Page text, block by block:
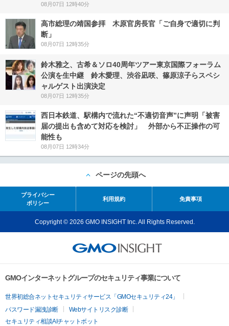
08月07日 12時40分
高市総理の靖国参拝 木原官房長官「ご自身で適切に判
断」
08月07日 12時35分
鈴木雅之、古希＆ソロ40周年ツアー東京国際フォーラム
公演を生中継 鈴木愛理、渋谷凪咲、篠原涼子らスペシ
ャルゲスト出演決定
08月07日 12時35分
西日本鉄道、駅構内で流れた“不適切音声”に声明「被害
届の提出も含めて対応を検討」 外部から不正操作の可
能性も
08月07日 12時34分
ページの先頭へ
プライバシー
ポリシー
利用規約 免責事項
Copyright © 2026 GMO INSIGHT Inc. All Rights Reserved.
GMOインターネットグループのセキュリティ事業について
世界初総合ネットセキュリティサービス「GMOセキュリティ24」
パスワード漏洩診断
Webサイトリスク診断
セキュリティ相談AIチャットボット